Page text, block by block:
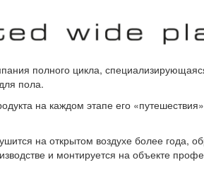
полного цикла,
пола.
на каждом этапе его
на открытом воздухе более года,
и монтируется на объекте